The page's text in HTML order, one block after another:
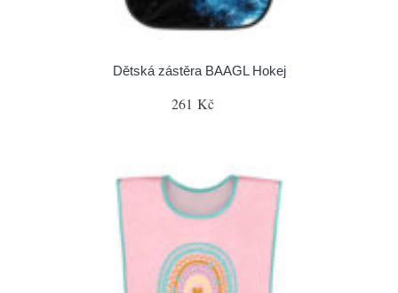
Dětská zástěra BAAGL Hokej
261 Kč